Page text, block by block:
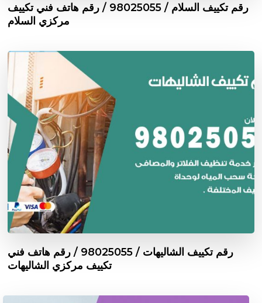
رقم تكييف السلام / 98025055 / رقم هاتف فني تكييف
مركزي السلام
رقم تكييف الشاليهات / 98025055 / رقم هاتف فني
تكييف مركزي الشاليهات